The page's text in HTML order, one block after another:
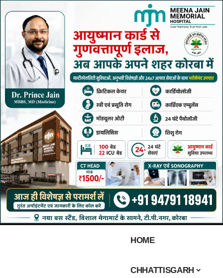
HOME
CHHATTISGARH